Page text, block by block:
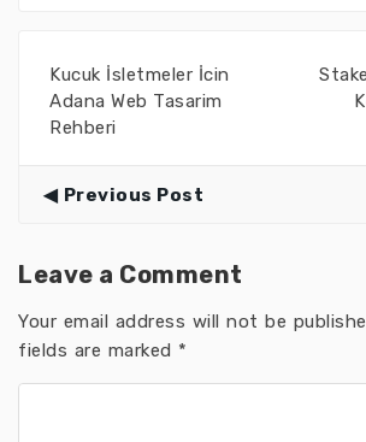
Kucuk İsletmeler İcin
Adana Web Tasarim
Rehberi
Previous Post
Leave a Comment
Your email address will not be
fields are marked *